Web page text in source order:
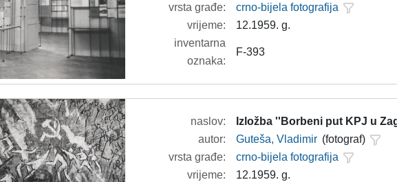
vrsta građe:
crno-bijela fotografija
vrijeme:
12.1959. g.
inventarna
oznaka:
F-393
naslov:
Izložba ''Borbeni put KPJ u
autor:
Guteša, Vladimir (fotograf)
vrsta građe:
crno-bijela fotografija
vrijeme:
12.1959. g.